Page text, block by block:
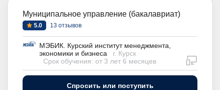
Муниципальное управление (бакалавриат)
5.0 13 отзывов
МЭБИК. Курский институт менеджмента,
экономики и бизнеса
г. Курск
Срок обучения: от 3 лет 6 месяцев
Спросить или поступить